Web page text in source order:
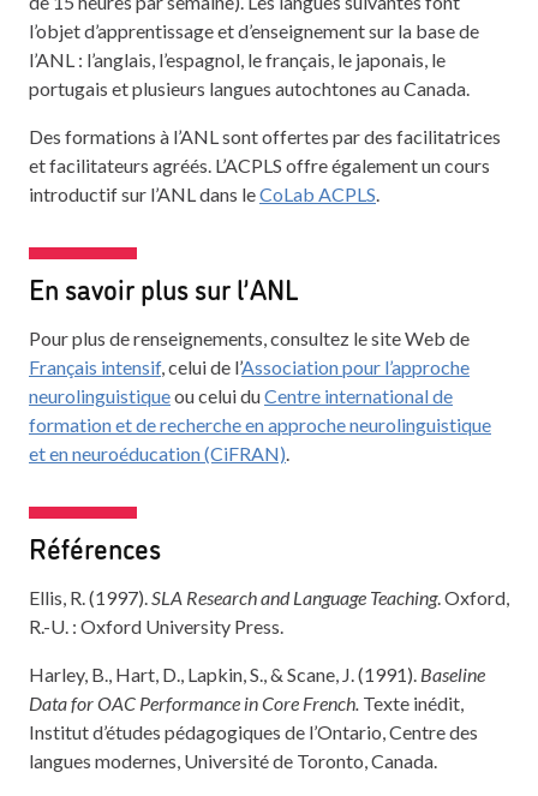
l’objet d’apprentissage et d’enseignement sur la base de
l’ANL : l’anglais, l’espagnol, le français, le japonais, le
portugais et plusieurs langues autochtones au Canada.
Des formations à l’ANL sont offertes par des facilitatrices
et facilitateurs agréés. L’ACPLS offre également un cours
introductif sur l’ANL dans leCoLab ACPLS.
En savoir plus sur l’ANL
Pour plus de renseignements, consultez le site Web de
Français intensif, celui de l’Association pour l’approche
neurolinguistiqueou celui duCentre international de
formation et de recherche en approche neurolinguistique
et en neuroéducation (CiFRAN).
Références
Ellis, R. (1997).SLA Research and Language Teaching. Oxford,
R.-U. : Oxford University Press.
Harley, B., Hart, D., Lapkin, S., & Scane, J. (1991). Baseline
Data for OAC Performance in Core French. Texte inédit,
Institut d’études pédagogiques de l’Ontario, Centre des
langues modernes, Université de Toronto, Canada.